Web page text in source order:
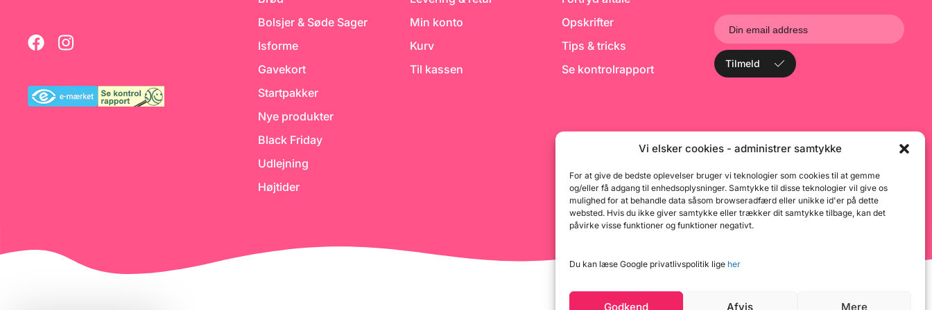
Vi elsker cookies - administrer samtykke
For at give de bedste oplevelser bruger vi teknologier som cookies til at gemme
og/eller få adgang til enhedsoplysninger. Samtykke til disse teknologier vil give os
mulighed for at behandle data såsom browseradfærd eller unikke id'er på dette
websted. Hvis du ikke giver samtykke eller trækker dit samtykke tilbage, kan det
påvirke visse funktioner og funktioner negativt.
Du kan læse Google privatlivspolitik lige her
Godkend Afvis Mere
Bolsjer & Søde Sager
Isforme
Gavekort
Startpakker
Nye produkter
Black Friday
Udlejning
Højtider
Min konto
Kurv
Til kassen
Opskrifter
Tips & tricks
Se kontrolrapport
Tilmeld